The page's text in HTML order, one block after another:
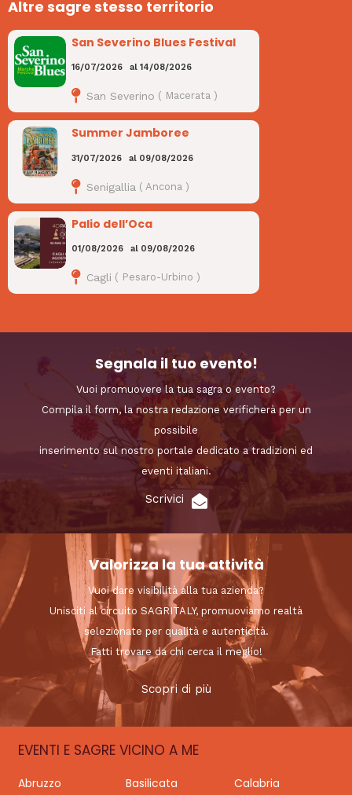
Altre sagre stesso territorio
San Severino Blues Festival
16/07/2026 al14/08/2026
San Severino ( Macerata )
Summer Jamboree
31/07/2026 al 09/08/2026
Senigallia ( Ancona )
Palio dell’Oca
01/08/2026 al 09/08/2026
Cagli ( Pesaro-Urbino )
Segnala il tuo evento!
Vuoi promuovere la tua sagra o evento?
Compila il form, la nostra redazione verificherà per un
possibile
inserimento sul nostro portale dedicato a tradizioni ed
eventi italiani.
Scrivici
Valorizza la tua attività
Vuoi dare visibilità alla tua azienda?
Unisciti al circuito SAGRITALY, promuoviamo realtà
selezionate per qualità e autenticità.
Fatti trovare da chi cerca il meglio!
Scopri di più
EVENTI E SAGRE VICINO A ME
Abruzzo Basilicata
Calabria